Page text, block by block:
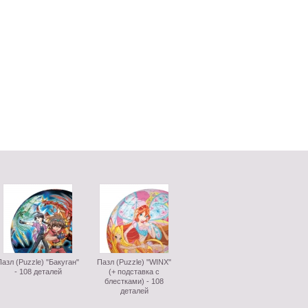
(Puzzle) "Бакуган"
- 108 деталей
Пазл (Puzzle) "WINX"
(+ подставка с
блестками) - 108
деталей